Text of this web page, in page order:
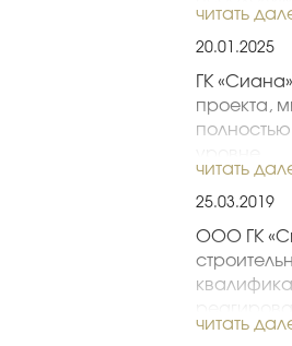
ГОСТ, что
органов.
Ковалев
читать
20.01.2025
ГК
проекта,
читать
25.03.2019
ООО ГК
читать